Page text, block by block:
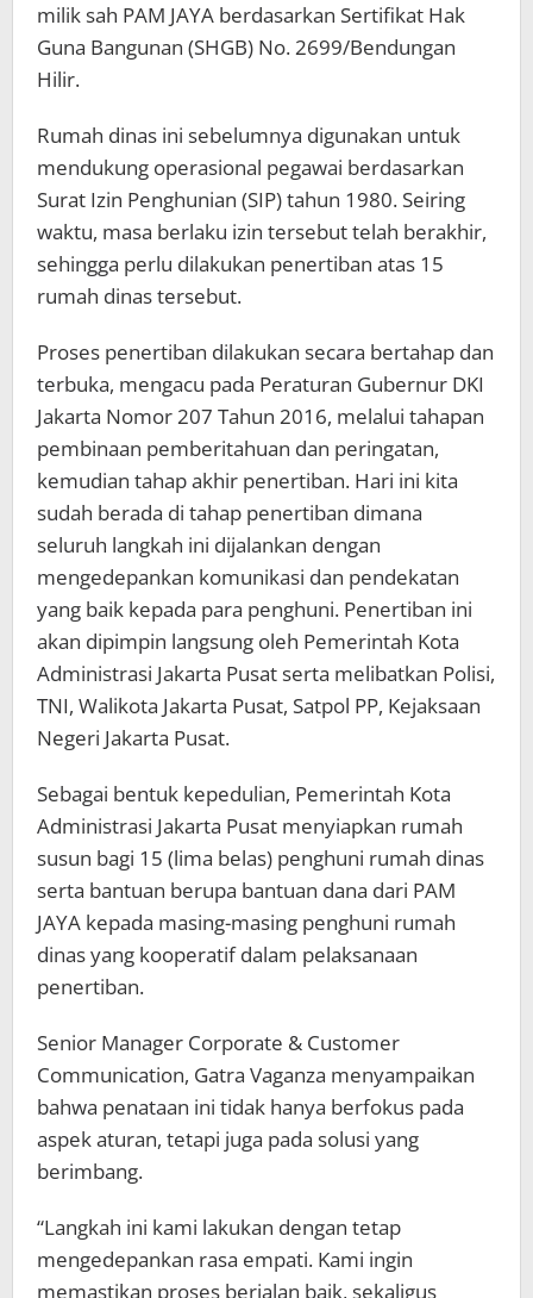
milik sah PAM JAYA berdasarkan Sertifikat Hak
Guna Bangunan (SHGB) No. 2699/Bendungan
Hilir.
Rumah dinas ini sebelumnya digunakan untuk
mendukung operasional pegawai berdasarkan
Surat Izin Penghunian (SIP) tahun 1980. Seiring
waktu, masa berlaku izin tersebut telah berakhir,
sehingga perlu dilakukan penertiban atas 15
rumah dinas tersebut.
Proses penertiban dilakukan secara bertahap dan
terbuka, mengacu pada Peraturan Gubernur DKI
Jakarta Nomor 207 Tahun 2016, melalui tahapan
pembinaan pemberitahuan dan peringatan,
kemudian tahap akhir penertiban. Hari ini kita
sudah berada di tahap penertiban dimana
seluruh langkah ini dijalankan dengan
mengedepankan komunikasi dan pendekatan
yang baik kepada para penghuni. Penertiban ini
akan dipimpin langsung oleh Pemerintah Kota
Administrasi Jakarta Pusat serta melibatkan Polisi,
TNI, Walikota Jakarta Pusat, Satpol PP, Kejaksaan
Negeri Jakarta Pusat.
Sebagai bentuk kepedulian, Pemerintah Kota
Administrasi Jakarta Pusat menyiapkan rumah
susun bagi 15 (lima belas) penghuni rumah dinas
serta bantuan berupa bantuan dana dari PAM
JAYA kepada masing-masing penghuni rumah
dinas yang kooperatif dalam pelaksanaan
penertiban.
Senior Manager Corporate & Customer
Communication, Gatra Vaganza menyampaikan
bahwa penataan ini tidak hanya berfokus pada
aspek aturan, tetapi juga pada solusi yang
berimbang.
“Langkah ini kami lakukan dengan tetap
mengedepankan rasa empati. Kami ingin
memastikan proses berjalan baik, sekaligus